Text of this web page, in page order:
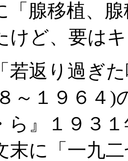
「腺移植、
けど、要は
返り過ぎ
～１９６４)
ら』１９３
末に「一九